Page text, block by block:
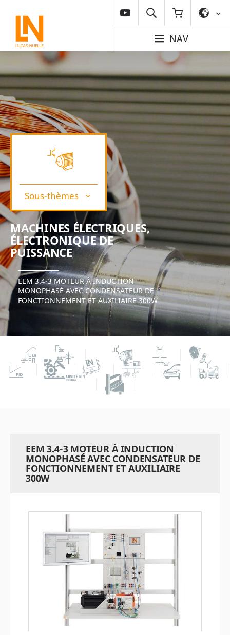
NAV
Sous-thèmes
MACHINES ÉLECTRIQUES,
ÉLECTRONIQUE DE
PUISSANCE
EEM 3.4-3 MOTEUR À INDUCTION
MONOPHASÉ AVEC CONDENSATEUR DE
FONCTIONNEMENT ET AUXILIAIRE 300W
EEM 3.4-3 MOTEUR À INDUCTION
MONOPHASÉ AVEC CONDENSATEUR DE
FONCTIONNEMENT ET AUXILIAIRE
300W